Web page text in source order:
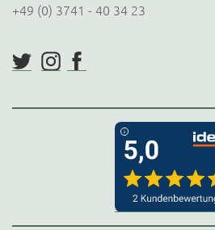
+49 (0) 3741 - 40 34 23